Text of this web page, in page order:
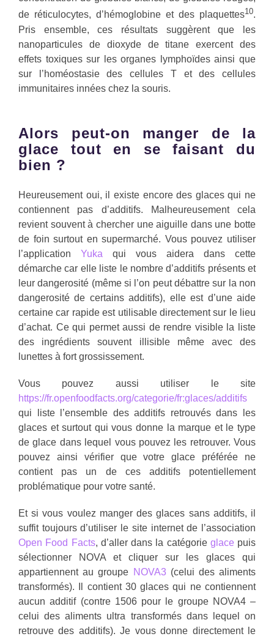
de réticulocytes, d’hémoglobine et des plaquettes10.
Pris ensemble, ces résultats suggèrent que les
nanoparticules de dioxyde de titane exercent des
effets toxiques sur les organes lymphoïdes ainsi que
sur l’homéostasie des cellules T et des cellules
immunitaires innées chez la souris.
Alors peut-on manger de la
glace tout en se faisant du
bien ?
Heureusement oui, il existe encore des glaces qui ne
contiennent pas d’additifs. Malheureusement cela
revient souvent à chercher une aiguille dans une botte
de foin surtout en supermarché. Vous pouvez utiliser
l’application Yuka qui vous aidera dans cette
démarche car elle liste le nombre d’additifs présents et
leur dangerosité (même si l’on peut débattre sur la non
dangerosité de certains additifs), elle est d’une aide
certaine car rapide est utilisable directement sur le lieu
d’achat. Ce qui permet aussi de rendre visible la liste
des ingrédients souvent illisible même avec des
lunettes à fort grossissement.
Vous pouvez aussi utiliser le site
https://fr.openfoodfacts.org/categorie/fr:glaces/additifs
qui liste l’ensemble des additifs retrouvés dans les
glaces et surtout qui vous donne la marque et le type
de glace dans lequel vous pouvez les retrouver. Vous
pouvez ainsi vérifier que votre glace préférée ne
contient pas un de ces additifs potentiellement
problématique pour votre santé.
Et si vous voulez manger des glaces sans additifs, il
suffit toujours d’utiliser le site internet de l’association
Open Food Facts, d’aller dans la catégorie glacepuis
sélectionner NOVA et cliquer sur les glaces qui
appartiennent au groupe NOVA3 (celui des aliments
transformés). Il contient 30 glaces qui ne contiennent
aucun additif (contre 1506 pour le groupe NOVA4 –
celui des aliments ultra transformés dans lequel on
retrouve des additifs). Je vous donne directement le